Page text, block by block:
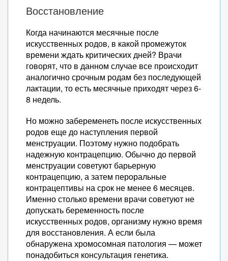
Восстановление
Когда начинаются месячные после
искусственных родов, в какой промежуток
времени ждать критических дней? Врачи
говорят, что в данном случае все происходит
аналогично срочным родам без последующей
лактации, то есть месячные приходят через 6-
8 недель.
Но можно забеременеть после искусственных
родов еще до наступления первой
менструации. Поэтому нужно подобрать
надежную контрацепцию. Обычно до первой
менструации советуют барьерную
контрацепцию, а затем пероральные
контрацептивы на срок не менее 6 месяцев.
Именно столько времени врачи советуют не
допускать беременность после
искусственных родов, организму нужно время
для восстановления. А если была
обнаружена хромосомная патология — может
понадобиться консультация генетика.